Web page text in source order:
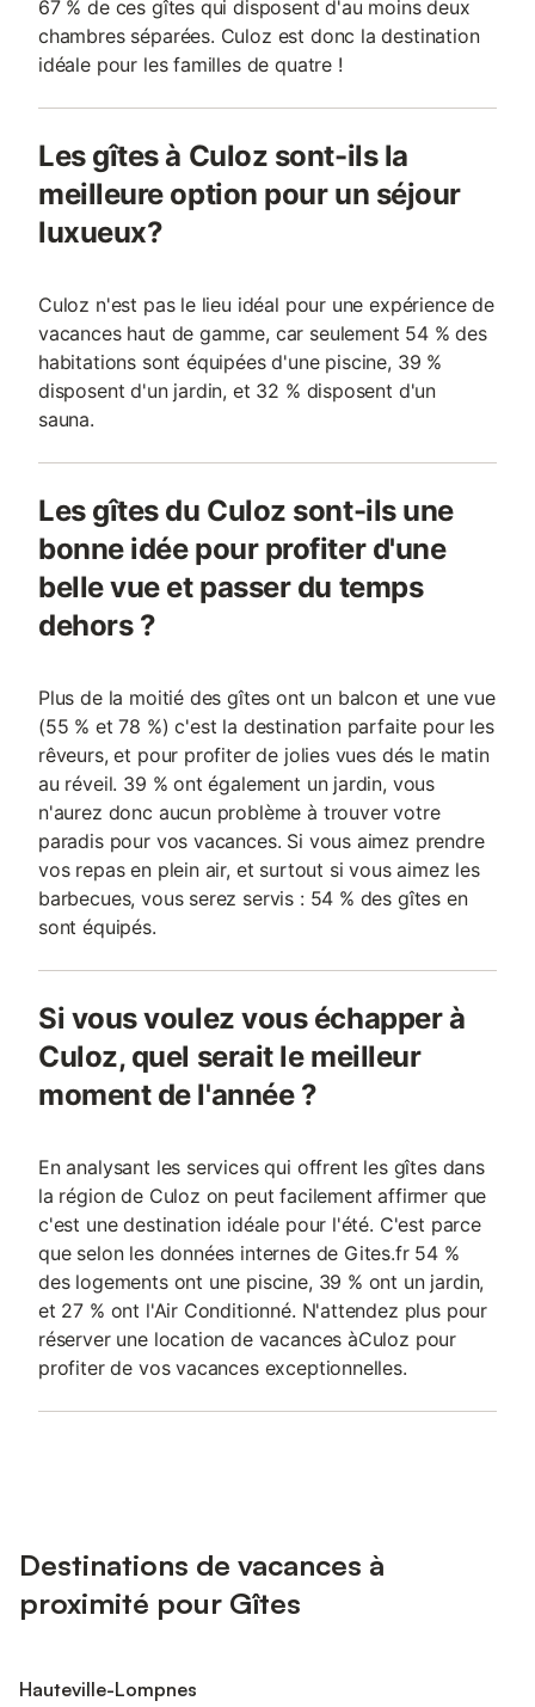
67 % de ces gîtes qui disposent d'au moins deux
chambres séparées. Culoz est donc la destination
idéale pour les familles de quatre !
Les gîtes à Culoz sont-ils la
meilleure option pour un séjour
luxueux?
Culoz n'est pas le lieu idéal pour une expérience de
vacances haut de gamme, car seulement 54 % des
habitations sont équipées d'une piscine, 39 %
disposent d'un jardin, et 32 % disposent d'un
sauna.
Les gîtes du Culoz sont-ils une
bonne idée pour profiter d'une
belle vue et passer du temps
dehors ?
Plus de la moitié des gîtes ont un balcon et une vue
(55 % et 78 %) c'est la destination parfaite pour les
rêveurs, et pour profiter de jolies vues dés le matin
au réveil. 39 % ont également un jardin, vous
n'aurez donc aucun problème à trouver votre
paradis pour vos vacances. Si vous aimez prendre
vos repas en plein air, et surtout si vous aimez les
barbecues, vous serez servis : 54 % des gîtes en
sont équipés.
Si vous voulez vous échapper à
Culoz, quel serait le meilleur
moment de l'année ?
En analysant les services qui offrent les gîtes dans
la région de Culoz on peut facilement affirmer que
c'est une destination idéale pour l'été. C'est parce
que selon les données internes de Gites.fr 54 %
des logements ont une piscine, 39 % ont un jardin,
et 27 % ont l'Air Conditionné. N'attendez plus pour
réserver une location de vacances àCuloz pour
profiter de vos vacances exceptionnelles.
Destinations de vacances à
proximité pour Gîtes
Hauteville-Lompnes